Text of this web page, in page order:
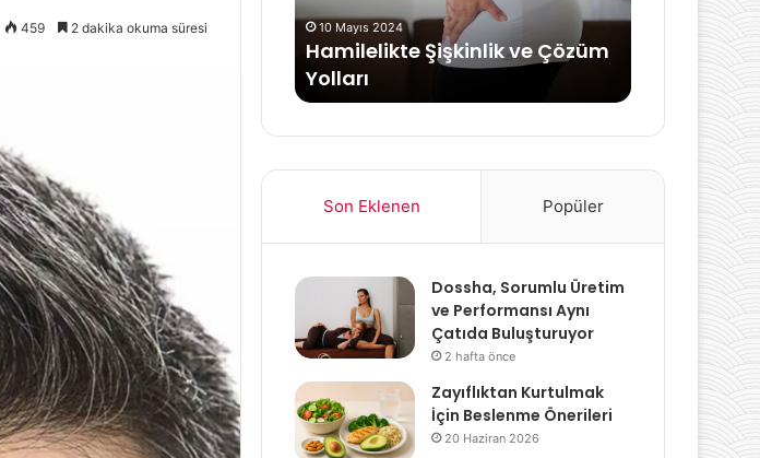
459 2 dakika okuma süresi 10 Mayıs 2024
Hamilelikte Şişkinlik ve Çözüm
Yolları
Çalışan
Son Eklenen Popüler
Dossha, Sorumlu Üretim
ve Performansı Aynı
Çatıda Buluşturuyor
2 hafta önce
Zayıflıktan Kurtulmak
İçin Beslenme Önerileri
20 Haziran 2026